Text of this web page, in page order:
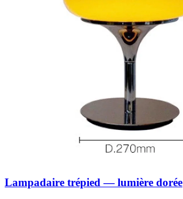
Lampadaire trépied — lumière dorée